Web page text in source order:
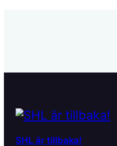
SHL är tillbaka!